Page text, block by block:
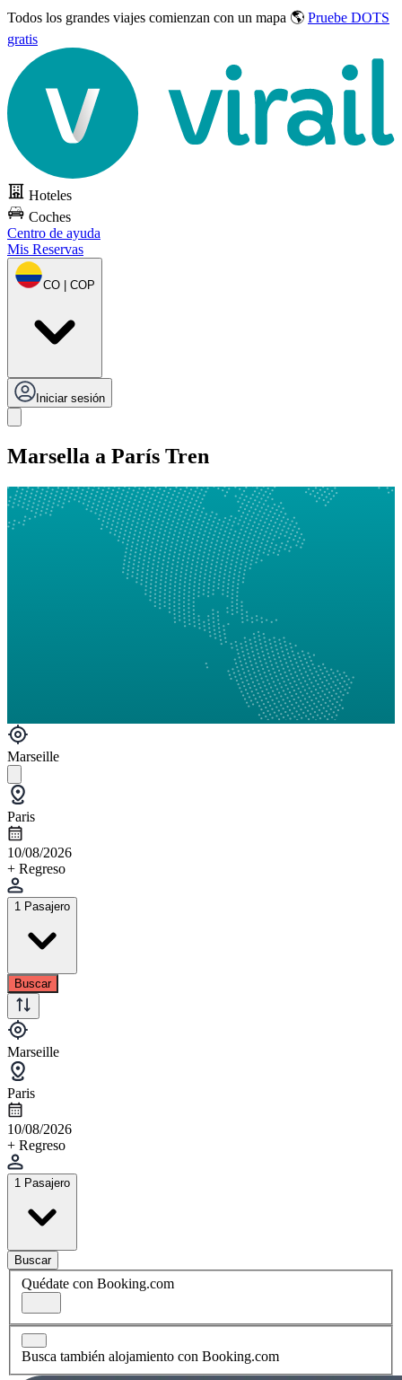
Todos los grandes viajes comienzan con un mapa 🌎 Pruebe DOTS
gratis
Hoteles
Coches
Centro de ayuda
Mis Reservas
CO | COP
Iniciar sesión
Marsella a París Tren
Marseille
Paris
10/08/2026
+ Regreso
1 Pasajero
Buscar
Marseille
Paris
10/08/2026
+ Regreso
1 Pasajero
Buscar
Quédate con Booking.com
Busca también alojamiento con Booking.com